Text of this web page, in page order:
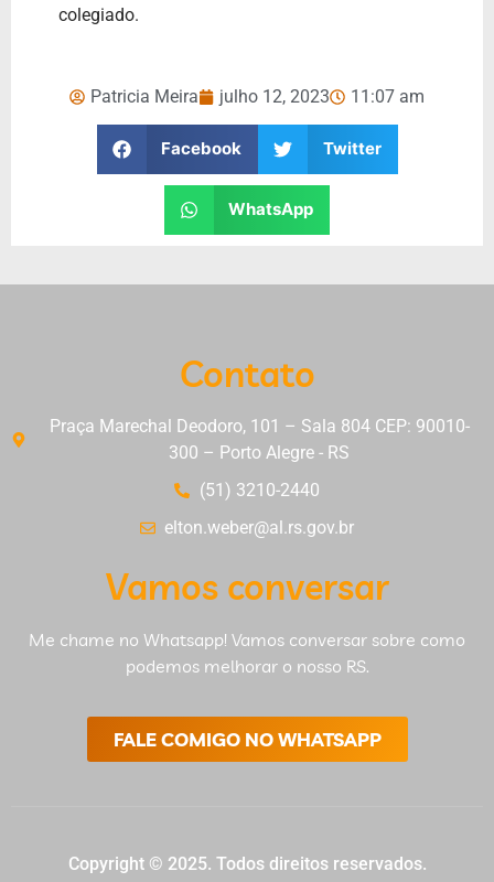
colegiado.
Patricia Meira julho 12, 2023 11:07 am
Facebook Twitter
WhatsApp
Contato
Praça Marechal Deodoro, 101 – Sala 804 CEP: 90010-
300 – Porto Alegre - RS
(51) 3210-2440
elton.weber@al.rs.gov.br
Vamos conversar
Me chame no Whatsapp! Vamos conversar sobre como
podemos melhorar o nosso RS.
FALE COMIGO NO WHATSAPP
Copyright © 2025. Todos direitos reservados.